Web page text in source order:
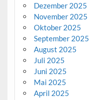
Dezember 2025
November 2025
Oktober 2025
September 2025
August 2025
Juli 2025
Juni 2025
Mai 2025
April 2025